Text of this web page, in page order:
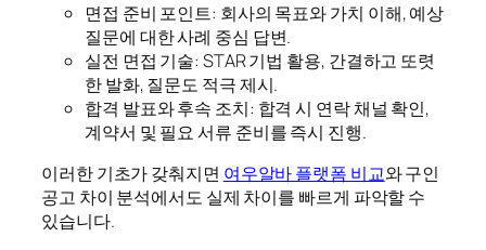
면접 준비 포인트: 회사의 목표와 가치 이해, 예상
질문에 대한 사례 중심 답변.
실전 면접 기술: STAR 기법 활용, 간결하고 또렷
한 발화, 질문도 적극 제시.
합격 발표와 후속 조치: 합격 시 연락 채널 확인,
계약서 및 필요 서류 준비를 즉시 진행.
이러한 기초가 갖춰지면 여우알바 플랫폼 비교와 구인
공고 차이 분석에서도 실제 차이를 빠르게 파악할 수
있습니다.